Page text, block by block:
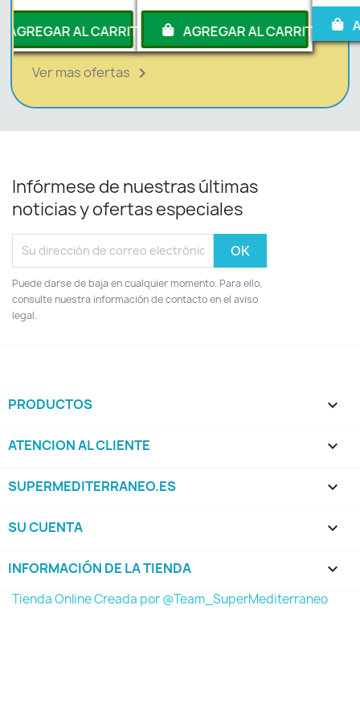
AGREGAR AL CARRITO AGREGAR AL
Ver mas ofertas 
Infórmese de nuestras últimas
noticias y ofertas especiales
Puede darse de baja en cualquier momento. Para ello,
consulte nuestra información de contacto en el aviso
legal.
PRODUCTOS 
ATENCION AL CLIENTE 
SUPERMEDITERRANEO.ES 
SU CUENTA 
INFORMACIÓN DE LA TIENDA keyboard_arrow_down
Tienda Online Creada por @Team_SuperMediterraneo